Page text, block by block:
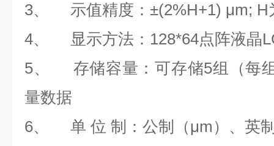
3、
示值精度：±(2%H+1) μm; H
4、
显示方法： 128*64点阵液晶
5、
存储容量：可存储5组（每
量数据
6、
单 位 制：公制（μm ）、英